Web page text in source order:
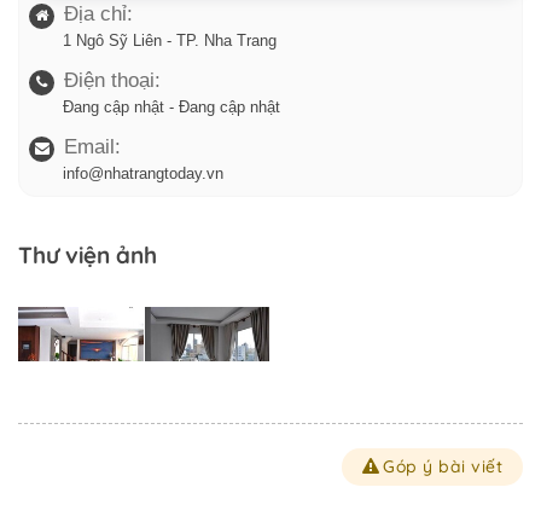
Địa chỉ:
1 Ngô Sỹ Liên - TP. Nha Trang
Điện thoại:
Đang cập nhật - Đang cập nhật
Email:
info@nhatrangtoday.vn
Thư viện ảnh
Góp ý bài viết